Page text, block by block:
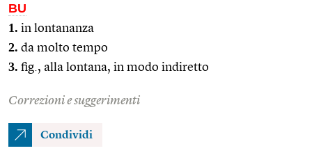
BU
1. in lontananza
2. da molto tempo
3. fig., alla lontana, in modo indiretto
Correzioni e suggerimenti
Condividi